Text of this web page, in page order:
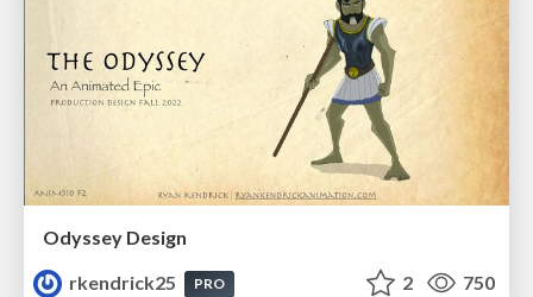
Odyssey Design
rkendrick25
PRO 2 750